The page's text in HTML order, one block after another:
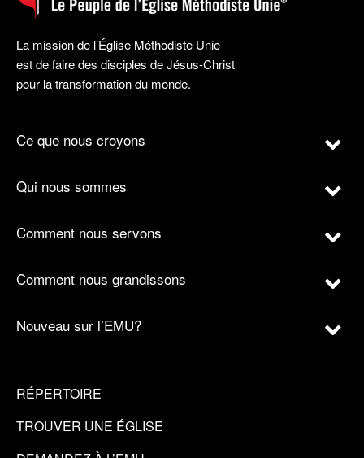
La mission de l’Église Méthodiste Unie
est de faire des disciples de Jésus-Christ
pour la transformation du monde.
Ce que nous croyons
Qui nous sommes
Comment nous servons
Comment nous grandissons
Nouveau sur l’EMU?
RÉPERTOIRE
TROUVER UNE ÉGLISE